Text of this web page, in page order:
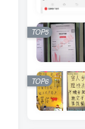
TOP5
TOP6